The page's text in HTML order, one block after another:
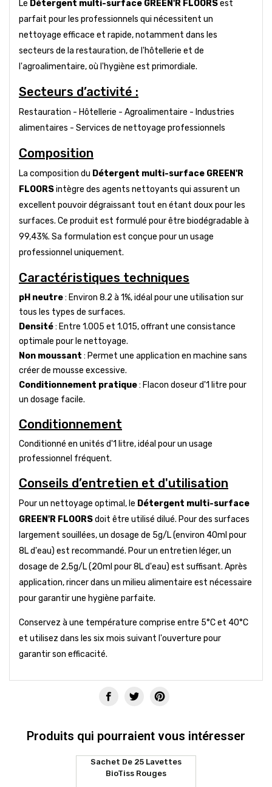
Le Détergent multi-surface GREEN'R FLOORSest
parfait pour les professionnels qui nécessitent un
nettoyage efficace et rapide, notamment dans les
secteurs de la restauration, de l'hôtellerie et de
l'agroalimentaire, où l'hygiène est primordiale.
Secteurs d’activité :
Restauration - Hôtellerie - Agroalimentaire - Industries
alimentaires - Services de nettoyage professionnels
Composition
La composition du Détergent multi-surface GREEN'R
FLOORSintègre des agents nettoyants qui assurent un
excellent pouvoir dégraissant tout en étant doux pour les
surfaces. Ce produit est formulé pour être biodégradable à
99,43%. Sa formulation est conçue pour un usage
professionnel uniquement.
Caractéristiques techniques
pH neutre: Environ 8.2 à 1%, idéal pour une utilisation sur
tous les types de surfaces.
Densité: Entre 1.005 et 1.015, offrant une consistance
optimale pour le nettoyage.
Non moussant : Permet une application en machine sans
créer de mousse excessive.
Conditionnement pratique: Flacon doseur d'1 litre pour
un dosage facile.
Conditionnement
Conditionné en unités d'1 litre, idéal pour un usage
professionnel fréquent.
Conseils d’entretien et d'utilisation
Pour un nettoyage optimal, le Détergent multi-surface
GREEN'R FLOORSdoit être utilisé dilué. Pour des surfaces
largement souillées, un dosage de 5g/L (environ 40ml pour
8L d'eau) est recommandé. Pour un entretien léger, un
dosage de 2,5g/L (20ml pour 8L d'eau) est suffisant. Après
application, rincer dans un milieu alimentaire est nécessaire
pour garantir une hygiène parfaite.
Conservez à une température comprise entre 5°C et 40°C
et utilisez dans les six mois suivant l'ouverture pour
garantir son efficacité.
Produits qui pourraient vous intéresser
Sachet De 25 Lavettes
BioTiss Rouges